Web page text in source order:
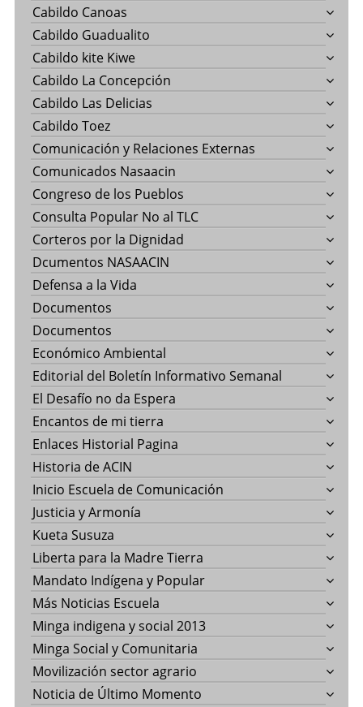
Cabildo Canoas
Cabildo Guadualito
Cabildo kite Kiwe
Cabildo La Concepción
Cabildo Las Delicias
Cabildo Toez
Comunicación y Relaciones Externas
Comunicados Nasaacin
Congreso de los Pueblos
Consulta Popular No al TLC
Corteros por la Dignidad
Dcumentos NASAACIN
Defensa a la Vida
Documentos
Documentos
Económico Ambiental
Editorial del Boletín Informativo Semanal
El Desafío no da Espera
Encantos de mi tierra
Enlaces Historial Pagina
Historia de ACIN
Inicio Escuela de Comunicación
Justicia y Armonía
Kueta Susuza
Liberta para la Madre Tierra
Mandato Indígena y Popular
Más Noticias Escuela
Minga indigena y social 2013
Minga Social y Comunitaria
Movilización sector agrario
Noticia de Último Momento